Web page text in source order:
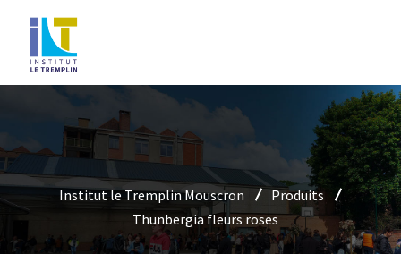
Institut le Tremplin Mouscron
Produits
Thunbergia fleurs roses